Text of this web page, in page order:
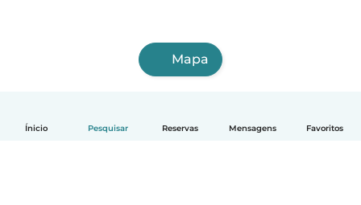
Ínicio Pesquisar Reservas Mensagens Favoritos
Mapa